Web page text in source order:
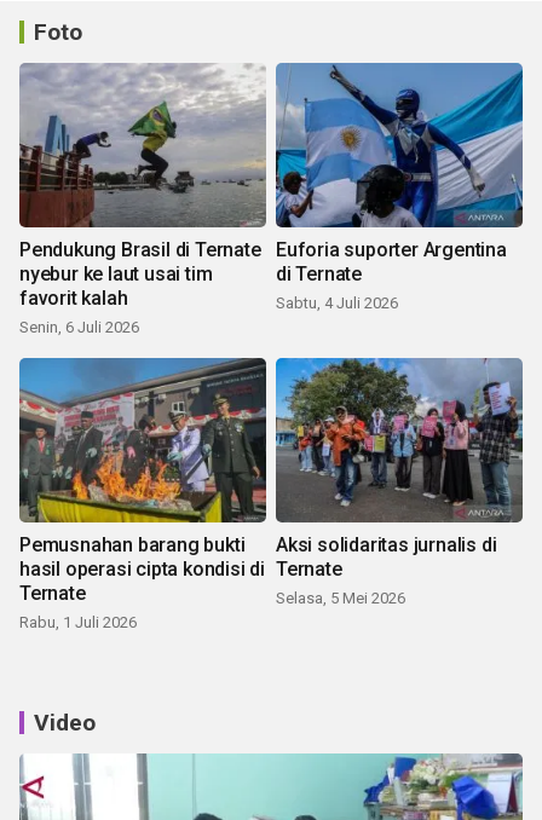
Foto
Pendukung Brasil di Ternate
nyebur ke laut usai tim
favorit kalah
Senin, 6 Juli 2026
Euforia suporter Argentina
di Ternate
Sabtu, 4 Juli 2026
Pemusnahan barang bukti
hasil operasi cipta kondisi di
Ternate
Rabu, 1 Juli 2026
Aksi solidaritas jurnalis di
Ternate
Selasa, 5 Mei 2026
Video